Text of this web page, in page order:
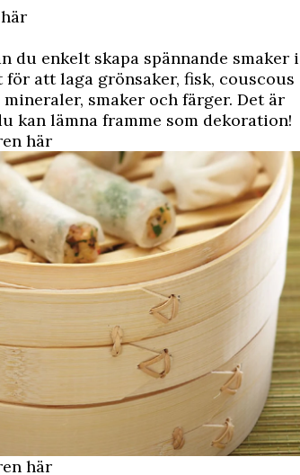
du enkelt skapa spännande smaker i
att laga grönsaker, fisk, couscous
smaker och färger. Det är
kan lämna framme som dekoration!
här
här